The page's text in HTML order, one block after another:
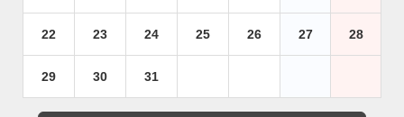
22 23 24 25 26 27 28
29 30 31